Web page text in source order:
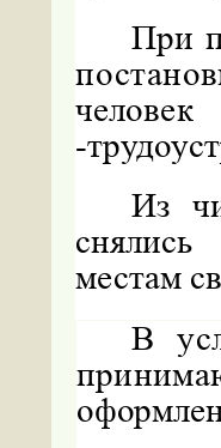
При
-
Из
местам
В